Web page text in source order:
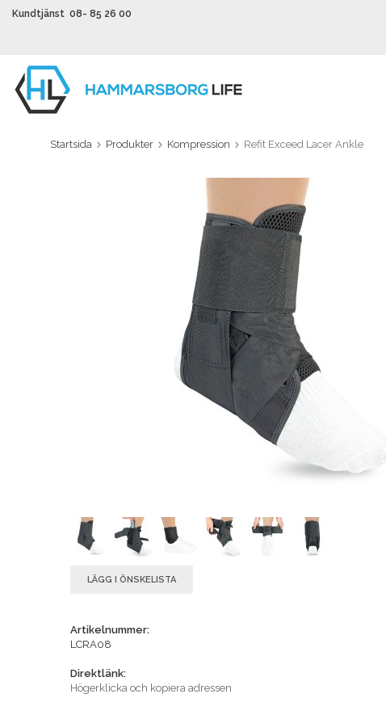
Kundtjänst 08- 85 26 00
Startsida Produkter Kompression Refit Exceed Lacer Ankle
LÄGG I ÖNSKELISTA
Artikelnummer:
LCRA08
Direktlänk:
Högerklicka och kopiera adressen